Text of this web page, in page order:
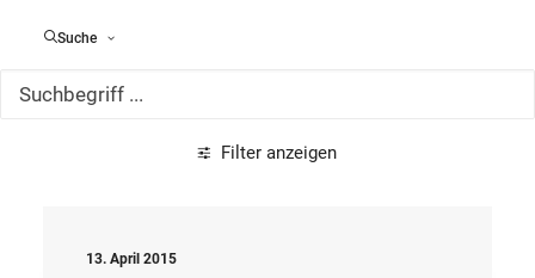
Suche
Filter anzeigen
13. April 2015